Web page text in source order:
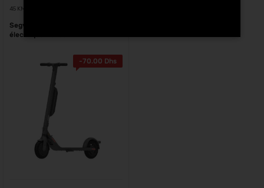
45 KM
Segway Ninebot E45E trottinette
électrique Maroc
-70.00 Dhs